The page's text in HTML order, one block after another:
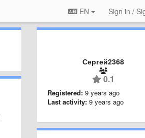
EN Sign in /
Сергей2368
0.1
Registered: 9 years ago
Last activity: 9 years ago